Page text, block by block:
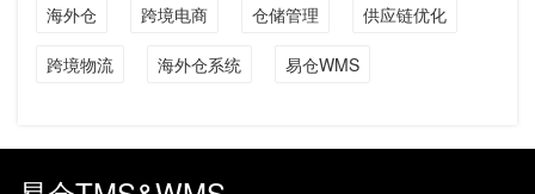
海外仓 跨境电商 仓储管理 供应链优化
跨境物流 海外仓系统 易仓WMS